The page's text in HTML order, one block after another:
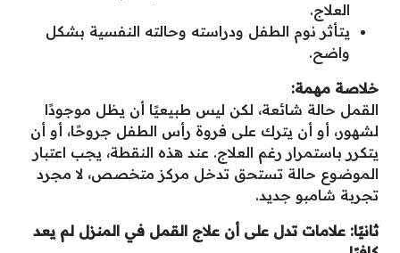
العلاج.
يتأثر نوم الطفل ودراسته وحالته النفسية بشكل
واضح.
خلاصة مهمة:
القمل حالة شائعة، لكن ليس طبيعيًا أن يظل موجودًا
لشهور، أو أن يترك على فروة رأس الطفل جروحًا، أو أن
يتكرر باستمرار رغم العلاج. عند هذه النقطة، يجب اعتبار
الموضوع حالة تستحق تدخل مركز متخصص، لا مجرد
تجربة شامبو جديد.
ثانيًا: علامات تدل على أن علاج القمل في المنزل لم يعد